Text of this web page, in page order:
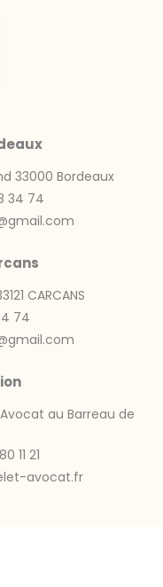
33000 Bordeaux
34 74
CARCANS
74
Avocat au Barreau de
11 21
avocat.fr